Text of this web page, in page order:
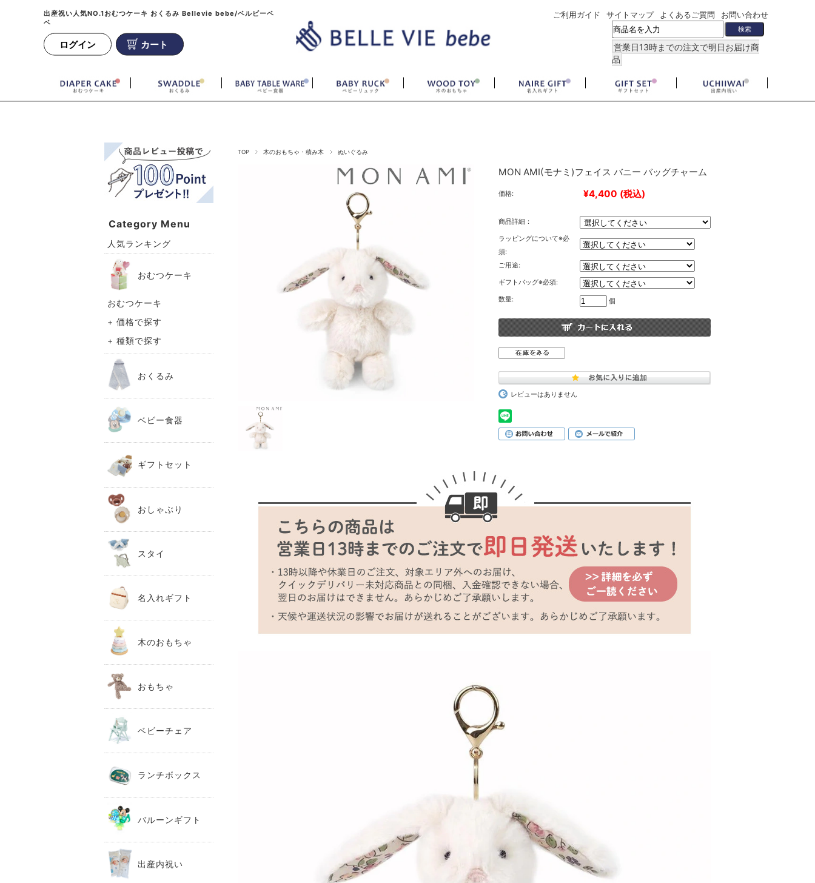
出産祝い人気NO.1おむつケーキ おくるみ Bellevie bebe/ベルビーベ
ベ
ログイン カート
ご利用ガイド サイトマップ よくあるご質問 お問い合わせ
営業日13時までの注文で明日お届け商
品
TOP 木のおもちゃ・積み木 ぬいぐるみ
MON AMI(モナミ)フェイス バニー バッグチャーム
価格: ¥4,400 (税込)
商品詳細：
ラッピングについて※必
須:
ご用途:
ギフトバッグ※必須:
数量:
個
レビューはありません
Category Menu
人気ランキング
おむつケーキ
おむつケーキ
+ 価格で探す
+ 種類で探す
おくるみ
ベビー食器
ギフトセット
おしゃぶり
スタイ
名入れギフト
木のおもちゃ
おもちゃ
ベビーチェア
ランチボックス
バルーンギフト
出産内祝い